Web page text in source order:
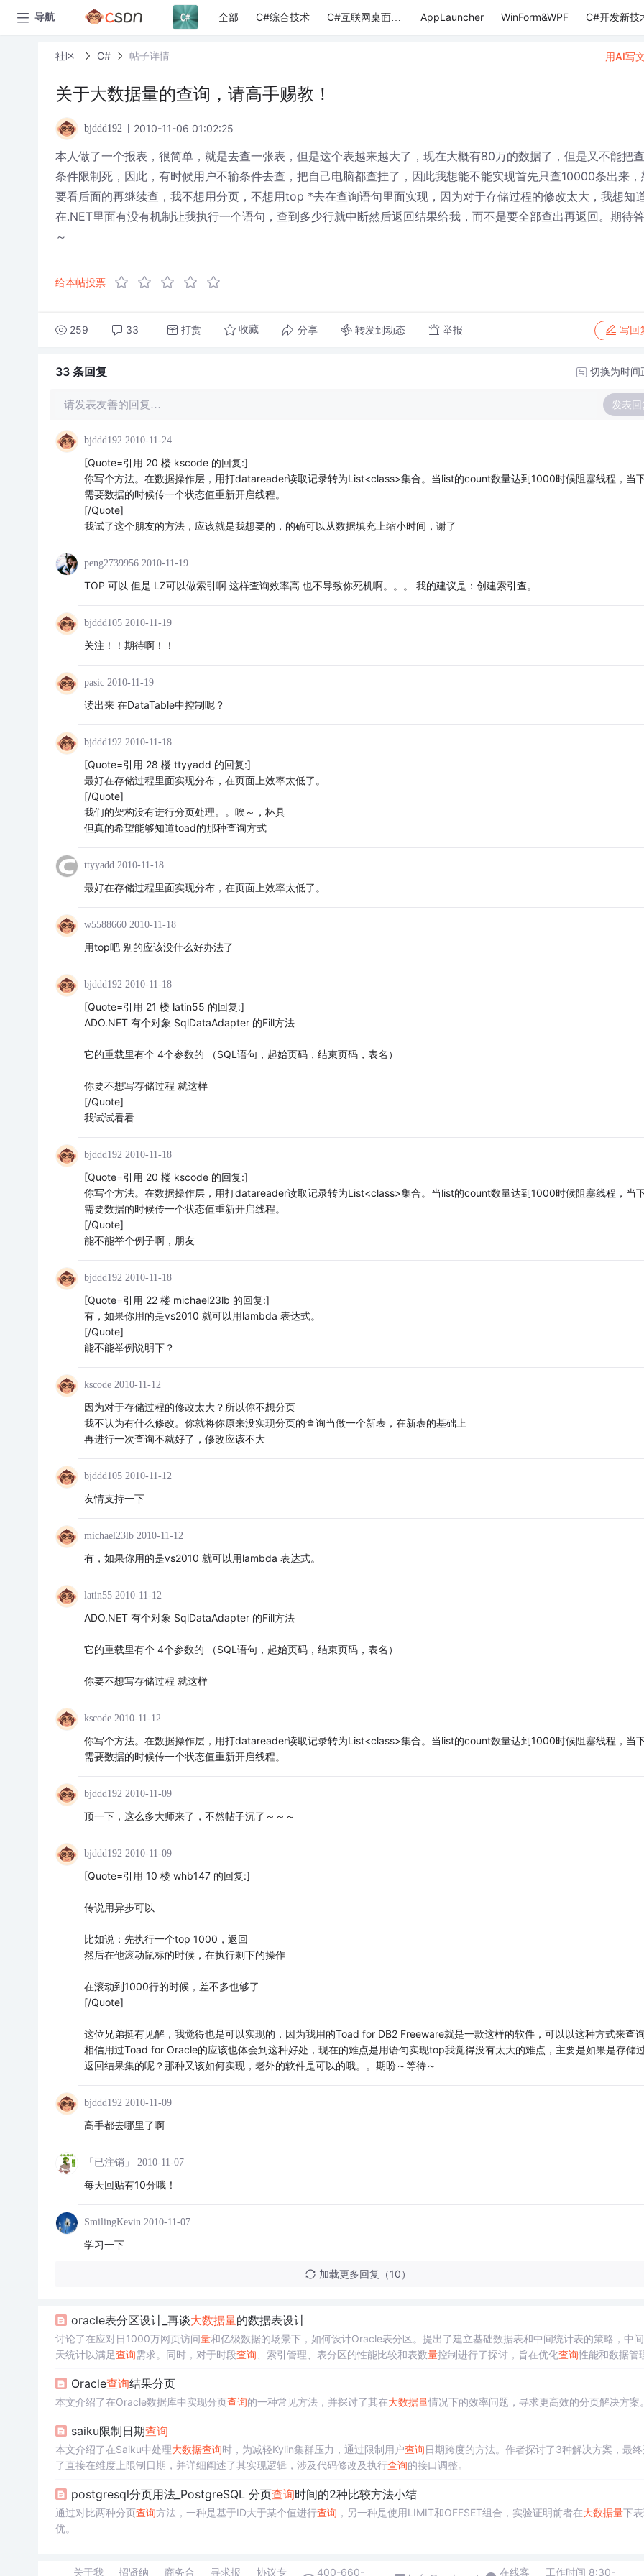
导航 全部 C#综合技术 C#互联网桌面应用 AppLauncher WinForm&WPF C#开发新技
社区 C# 帖子详情
关于大数据量的查询，请高手赐教！
bjddd192 2010-11-06 01:02:25
本人做了一个报表，很简单，就是去查一张表，但是这个表越来越大了，现在大概有80万的数据了，但是又不能把
条件限制死，因此，有时候用户不输条件去查，把自己电脑都查挂了，因此我想能不能实现首先只查10000条出来，
要看后面的再继续查，我不想用分页，不想用top *去在查询语句里面实现，因为对于存储过程的修改太大，我想知
在.NET里面有没有机制让我执行一个语句，查到多少行就中断然后返回结果给我，而不是要全部查出再返回。期待
～
给本帖投票
259 33 打赏 收藏 分享 转发到动态 举报 写回
用AI写
33 条回复 切换为时间
请发表友善的回复… 发表回
bjddd192 2010-11-24
[Quote=引用 20 楼 kscode 的回复:]
你写个方法。在数据操作层，用打datareader读取记录转为List<class>集合。当list的count数量达到1000时候阻塞线程，当
需要数据的时候传一个状态值重新开启线程。
[/Quote]
我试了这个朋友的方法，应该就是我想要的，的确可以从数据填充上缩小时间，谢了
peng2739956 2010-11-19
TOP 可以 但是 LZ可以做索引啊 这样查询效率高 也不导致你死机啊。。。 我的建议是：创建索引查。
bjddd105 2010-11-19
关注！！期待啊！！
pasic 2010-11-19
读出来 在DataTable中控制呢？
bjddd192 2010-11-18
[Quote=引用 28 楼 ttyyadd 的回复:]
最好在存储过程里面实现分布，在页面上效率太低了。
[/Quote]
我们的架构没有进行分页处理。。唉～，杯具
但真的希望能够知道toad的那种查询方式
ttyyadd 2010-11-18
最好在存储过程里面实现分布，在页面上效率太低了。
w5588660 2010-11-18
用top吧 别的应该没什么好办法了
bjddd192 2010-11-18
[Quote=引用 21 楼 latin55 的回复:]
ADO.NET 有个对象 SqlDataAdapter 的Fill方法
它的重载里有个 4个参数的 （SQL语句，起始页码，结束页码，表名）
你要不想写存储过程 就这样
[/Quote]
我试试看看
bjddd192 2010-11-18
[Quote=引用 20 楼 kscode 的回复:]
你写个方法。在数据操作层，用打datareader读取记录转为List<class>集合。当list的count数量达到1000时候阻塞线程，当
需要数据的时候传一个状态值重新开启线程。
[/Quote]
能不能举个例子啊，朋友
bjddd192 2010-11-18
[Quote=引用 22 楼 michael23lb 的回复:]
有，如果你用的是vs2010 就可以用lambda 表达式。
[/Quote]
能不能举例说明下？
kscode 2010-11-12
因为对于存储过程的修改太大？所以你不想分页
我不认为有什么修改。你就将你原来没实现分页的查询当做一个新表，在新表的基础上
再进行一次查询不就好了，修改应该不大
bjddd105 2010-11-12
友情支持一下
michael23lb 2010-11-12
有，如果你用的是vs2010 就可以用lambda 表达式。
latin55 2010-11-12
ADO.NET 有个对象 SqlDataAdapter 的Fill方法
它的重载里有个 4个参数的 （SQL语句，起始页码，结束页码，表名）
你要不想写存储过程 就这样
kscode 2010-11-12
你写个方法。在数据操作层，用打datareader读取记录转为List<class>集合。当list的count数量达到1000时候阻塞线程，当
需要数据的时候传一个状态值重新开启线程。
bjddd192 2010-11-09
顶一下，这么多大师来了，不然帖子沉了～～～
bjddd192 2010-11-09
[Quote=引用 10 楼 whb147 的回复:]
传说用异步可以
比如说：先执行一个top 1000，返回
然后在他滚动鼠标的时候，在执行剩下的操作
在滚动到1000行的时候，差不多也够了
[/Quote]
这位兄弟挺有见解，我觉得也是可以实现的，因为我用的Toad for DB2 Freeware就是一款这样的软件，可以以这种方式来查
相信用过Toad for Oracle的应该也体会到这种好处，现在的难点是用语句实现top我觉得没有太大的难点，主要是如果是存储
返回结果集的呢？那种又该如何实现，老外的软件是可以的哦。。期盼～等待～
bjddd192 2010-11-09
高手都去哪里了啊
「已注销」 2010-11-07
每天回贴有10分哦！
SmilingKevin 2010-11-07
学习一下
加载更多回复（10）
oracle表分区设计_再谈大数据量的数据表设计
讨论了在应对日1000万网页访问量和亿级数据的场景下，如何设计Oracle表分区。提出了建立基础数据表和中间统计表的策略，中
天统计以满足查询需求。同时，对于时段查询 、索引管理、表分区的性能比较和表数量控制进行了探讨，旨在优化查询性能和数据管
Oracle查询结果分页
本文介绍了在Oracle数据库中实现分页查询的一种常见方法，并探讨了其在大数据量情况下的效率问题，寻求更高效的分页解决方案
saiku限制日期查询
本文介绍了在Saiku中处理大数据查询时，为减轻Kylin集群压力，通过限制用户查询日期跨度的方法。作者探讨了3种解决方案，最
了直接在维度上限制日期，并详细阐述了其实现逻辑，涉及代码修改及执行查询的接口调整。
postgresql分页用法_PostgreSQL 分页查询时间的2种比较方法小结
通过对比两种分页查询方法，一种是基于ID大于某个值进行查询 ，另一种是使用LIMIT和OFFSET组合，实验证明前者在大数据量下
优。
关于我 招贤纳 商务合 寻求报 协议专 400-660- 在线客 工作时间 8:30-